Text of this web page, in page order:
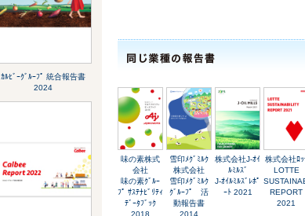
ｶﾙﾋﾞｰｸﾞﾙｰﾌﾟ 統合報告書
2024
味の素株式
会社
味の素ｸﾞﾙｰ
ﾌﾟ ｻｽﾃﾅﾋﾞﾘﾃｨ
ﾃﾞｰﾀﾌﾞｯｸ
2018
雪印ﾒｸﾞﾐﾙｸ
株式会社
雪印ﾒｸﾞﾐﾙｸ
ｸﾞﾙｰﾌﾟ 活
動報告書
2014
株式会社J-ｵｲ
ﾙﾐﾙｽﾞ
J-ｵｲﾙﾐﾙｽﾞﾚﾎﾟ
ｰﾄ 2021
株式会社ﾛｯ
LOTTE
REPORT
2021